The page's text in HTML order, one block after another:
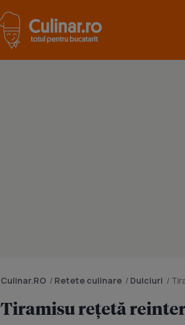
Culinar.RO / Retete culinare / Dulciuri /
Tiramisu reţetă